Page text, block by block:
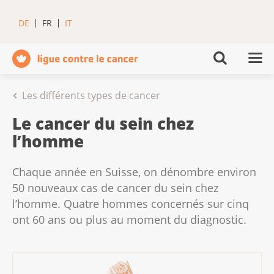
DE FR IT
Les différents types de cancer
Le cancer du sein chez
l’homme
Chaque année en Suisse, on dénombre environ
50 nouveaux cas de cancer du sein chez
l’homme. Quatre hommes concernés sur cinq
ont 60 ans ou plus au moment du diagnostic.